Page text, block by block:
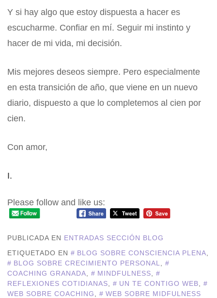
Y si hay algo que estoy dispuesta a hacer es
escucharme. Confiar en mí. Seguir mi instinto y
hacer de mi vida, mi decisión.
Mis mejores deseos siempre. Pero especialmente
en esta transición de año, que viene en un nuevo
diario, dispuesto a que lo completemos al cien por
cien.
Con amor,
I.
Please follow and like us:
PUBLICADA EN ENTRADAS SECCIÓN BLOG
ETIQUETADO EN
BLOG SOBRE CONSCIENCIA PLENA
BLOG SOBRE CRECIMIENTO PERSONAL
COACHING GRANADA
MINDFULNESS
REFLEXIONES COTIDIANAS
UN TE CONTIGO WEB
WEB SOBRE COACHING
WEB SOBRE MIDFULNESS